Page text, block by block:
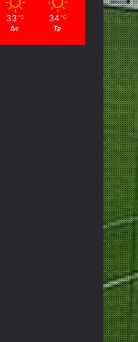
33 ℃
Δε
34 ℃
Τρ